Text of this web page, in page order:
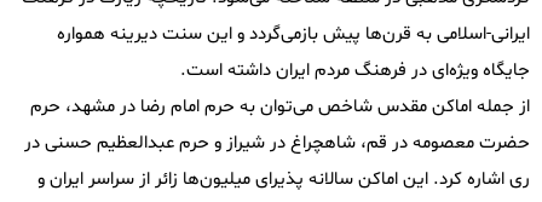
ایرانی-اسلامی به قرن‌ها پیش بازمی‌گردد و این سنت دیرینه همواره
جایگاه ویژه‌ای در فرهنگ مردم ایران داشته است.
از جمله اماکن مقدس شاخص می‌توان به حرم امام رضا در مشهد، حرم
حضرت معصومه در قم، شاهچراغ در شیراز و حرم عبدالعظیم حسنی در
ری اشاره کرد. این اماکن سالانه پذیرای میلیون‌ها زائر از سراسر ایران و